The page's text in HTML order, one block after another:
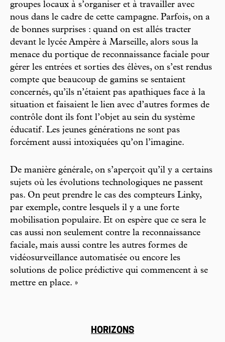
groupes locaux à s’organiser et à travailler avec
nous dans le cadre de cette campagne. Parfois, on a
de bonnes surprises : quand on est allés tracter
devant le lycée Ampère à Marseille, alors sous la
menace du portique de reconnaissance faciale pour
gérer les entrées et sorties des élèves, on s’est rendus
compte que beaucoup de gamins se sentaient
concernés, qu’ils n’étaient pas apathiques face à la
situation et faisaient le lien avec d’autres formes de
contrôle dont ils font l’objet au sein du système
éducatif. Les jeunes générations ne sont pas
forcément aussi intoxiquées qu’on l’imagine.
De manière générale, on s’aperçoit qu’il y a certains
sujets où les évolutions technologiques ne passent
pas. On peut prendre le cas des compteurs Linky,
par exemple, contre lesquels il y a une forte
mobilisation populaire. Et on espère que ce sera le
cas aussi non seulement contre la reconnaissance
faciale, mais aussi contre les autres formes de
vidéosurveillance automatisée ou encore les
solutions de police prédictive qui commencent à se
mettre en place. »
HORIZONS